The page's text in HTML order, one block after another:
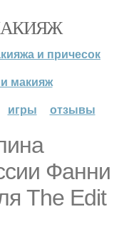
и причесок
макияж
игры отзывы
Фанни
The Edit